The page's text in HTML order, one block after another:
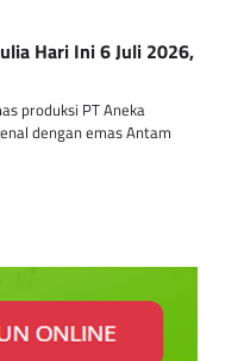
Hari Ini 6 Juli 2026,
produksi PT Aneka
dengan emas Antam